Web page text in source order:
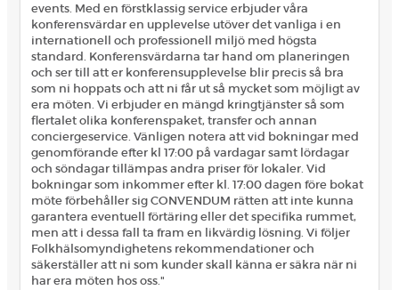
events. Med en förstklassig service erbjuder våra
konferensvärdar en upplevelse utöver det vanliga i en
internationell och professionell miljö med högsta
standard. Konferensvärdarna tar hand om planeringen
och ser till att er konferensupplevelse blir precis så bra
som ni hoppats och att ni får ut så mycket som möjligt av
era möten. Vi erbjuder en mängd kringtjänster så som
flertalet olika konferenspaket, transfer och annan
conciergeservice. Vänligen notera att vid bokningar med
genomförande efter kl 17:00 på vardagar samt lördagar
och söndagar tillämpas andra priser för lokaler. Vid
bokningar som inkommer efter kl. 17:00 dagen före bokat
möte förbehåller sig CONVENDUM rätten att inte kunna
garantera eventuell förtäring eller det specifika rummet,
men att i dessa fall ta fram en likvärdig lösning. Vi följer
Folkhälsomyndighetens rekommendationer och
säkerställer att ni som kunder skall känna er säkra när ni
har era möten hos oss."